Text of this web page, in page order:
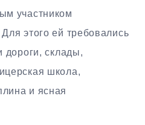
участником
этого ей требовались
дороги, склады,
школа,
и ясная